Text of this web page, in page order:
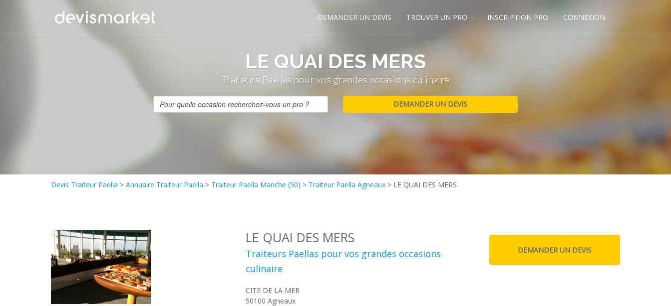
DEMANDER UN DEVIS TROUVER UN PRO INSCRIPTION PRO CONNEXION
LE QUAI DES MERS
Traiteurs Paellas pour vos grandes occasions culinaire
Devis Traiteur Paella > Annuaire Traiteur Paella > Traiteur Paella Manche (50) > Traiteur Paella Agneaux > LE QUAI DES MERS
LE QUAI DES MERS
Traiteurs Paellas pour vos grandes occasions
culinaire
CITE DE LA MER
50100 Agneaux